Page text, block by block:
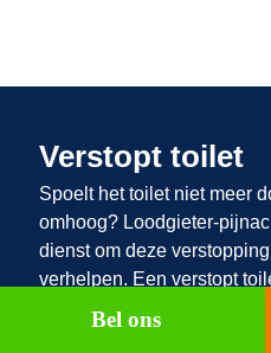
Verstopt toilet
Spoelt het toilet niet meer
omhoog? Loodgieter-
dienst om deze
verhelpen. Een verstopt
nachtmerrie zijn. Buiten dat
gebruikt kan worden, is
Bel ons